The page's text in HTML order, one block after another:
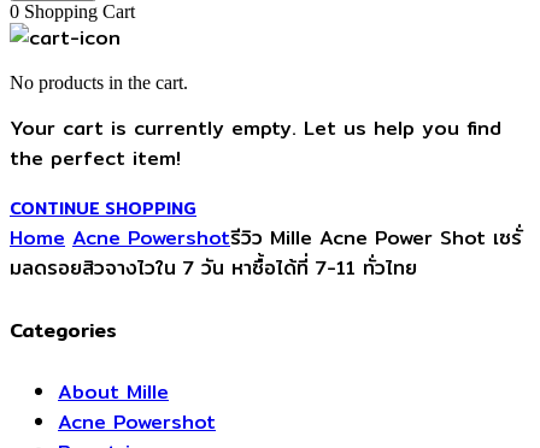
0 Shopping Cart
No products in the cart.
Your cart is currently empty. Let us help you find
the perfect item!
CONTINUE SHOPPING
Home Acne Powershotรีวิว Mille Acne Power Shot เซรั่
มลดรอยสิวจางไวใน 7 วัน หาซื้อได้ที่ 7-11 ทั่วไทย
Categories
About Mille
Acne Powershot